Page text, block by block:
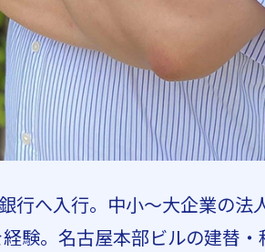
行へ入行。中小〜大企業の法
験。名古屋本部ビルの建替・